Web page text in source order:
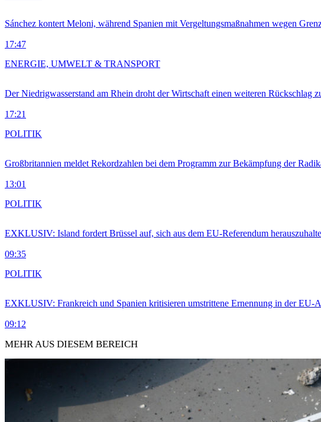
Sánchez kontert Meloni, während Spanien mit Vergeltungsmaßnahmen wegen
17:47
Der Niedrigwasserstand am Rhein droht der Wirtschaft einen weiteren Rückschlag
17:21
ENERGIE, UMWELT & TRANSPORT
Großbritannien meldet Rekordzahlen bei dem Programm zur Bekämpfung der
13:01
POLITIK
EXKLUSIV: Island fordert Brüssel auf, sich aus dem EU-Referendum
09:35
POLITIK
EXKLUSIV: Frankreich und Spanien kritisieren umstrittene Ernennung in der EU-
09:12
POLITIK
MEHR AUS DIESEM BEREICH